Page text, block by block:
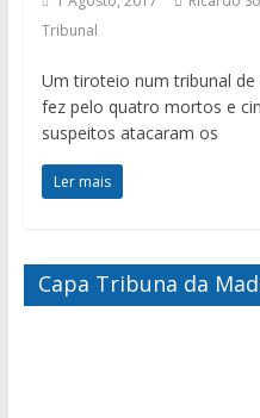
Tribunal
Um tiroteio num tribunal
fez pelo quatro mortos e
suspeitos atacaram os
Ler mais
Capa Tribuna da